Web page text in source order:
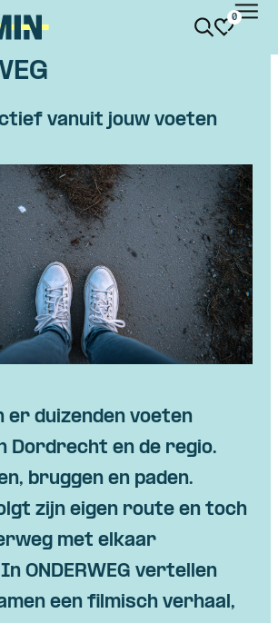
Skip navigatie
0
vanuit jouw voeten
er duizenden voeten
Dordrecht en de regio.
bruggen en paden.
zijn eigen route en toch
met elkaar
In ONDERWEG vertellen
een filmisch verhaal,